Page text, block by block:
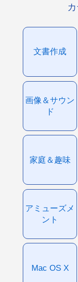
文書作成
画像＆サウン
ド
家庭＆趣味
アミューズメ
ント
Mac OS X